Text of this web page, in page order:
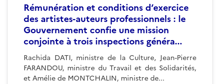
Rémunération et conditions d’exercice
des artistes-auteurs professionnels : le
Gouvernement confie une mission
conjointe à trois inspections généra...
Rachida DATI, ministre de la Culture, Jean-Pierre
FARANDOU, ministre du Travail et des Solidarités,
et Amélie de MONTCHALIN, ministre de...